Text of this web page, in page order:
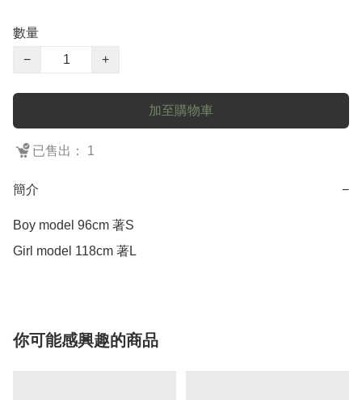
數量
−
+
加至購物車
已售出： 1
簡介 −
Boy model 96cm 著S
Girl model 118cm 著L
你可能感興趣的商品